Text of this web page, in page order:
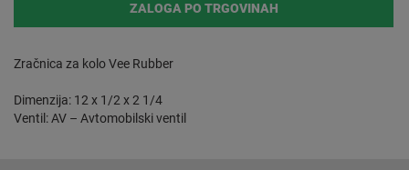
ZALOGA PO TRGOVINAH
Zračnica za kolo Vee Rubber
Dimenzija: 12 x 1/2 x 2 1/4
Ventil: AV – Avtomobilski ventil